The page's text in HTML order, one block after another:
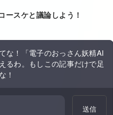
ースケと議論しよう！
な！「電子のおっさん妖精AI
るわ。もしこの記事だけで足
！
送信